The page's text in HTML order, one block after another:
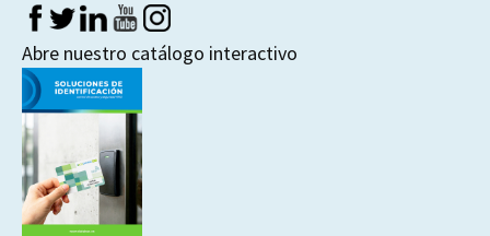
Abre nuestro catálogo interactivo